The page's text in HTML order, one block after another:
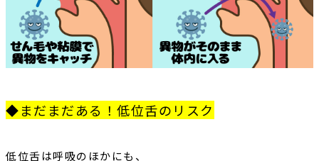
◆まだまだある！低位舌のリスク
低位舌は呼吸のほかにも、